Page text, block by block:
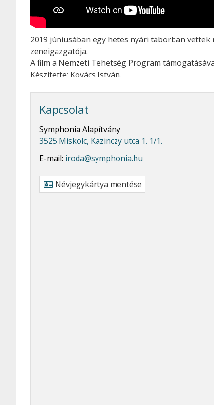
2019 júniusában egy hetes nyári táborban
zeneigazgatója.
A film a Nemzeti Tehetség Program
Készítette: Kovács István.
Kapcsolat
Symphonia Alapítvány
3525 Miskolc, Kazinczy utca 1. 1/1.
E-mail: iroda@symphonia.hu
Névjegykártya mentése